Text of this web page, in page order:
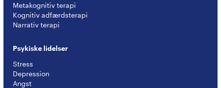
Metakognitiv terapi
Kognitiv adfærdsterapi
Narrativ terapi
Psykiske lidelser
Stress
Depression
Angst